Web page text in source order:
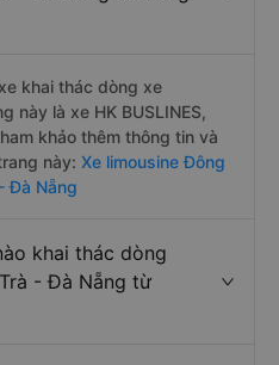
khai thác dòng xe
này là xe HK BUSLINES,
khảo thêm thông tin và
này: Xe limousine Đông
Đà Nẵng
khai thác dòng
- Đà Nẵng từ